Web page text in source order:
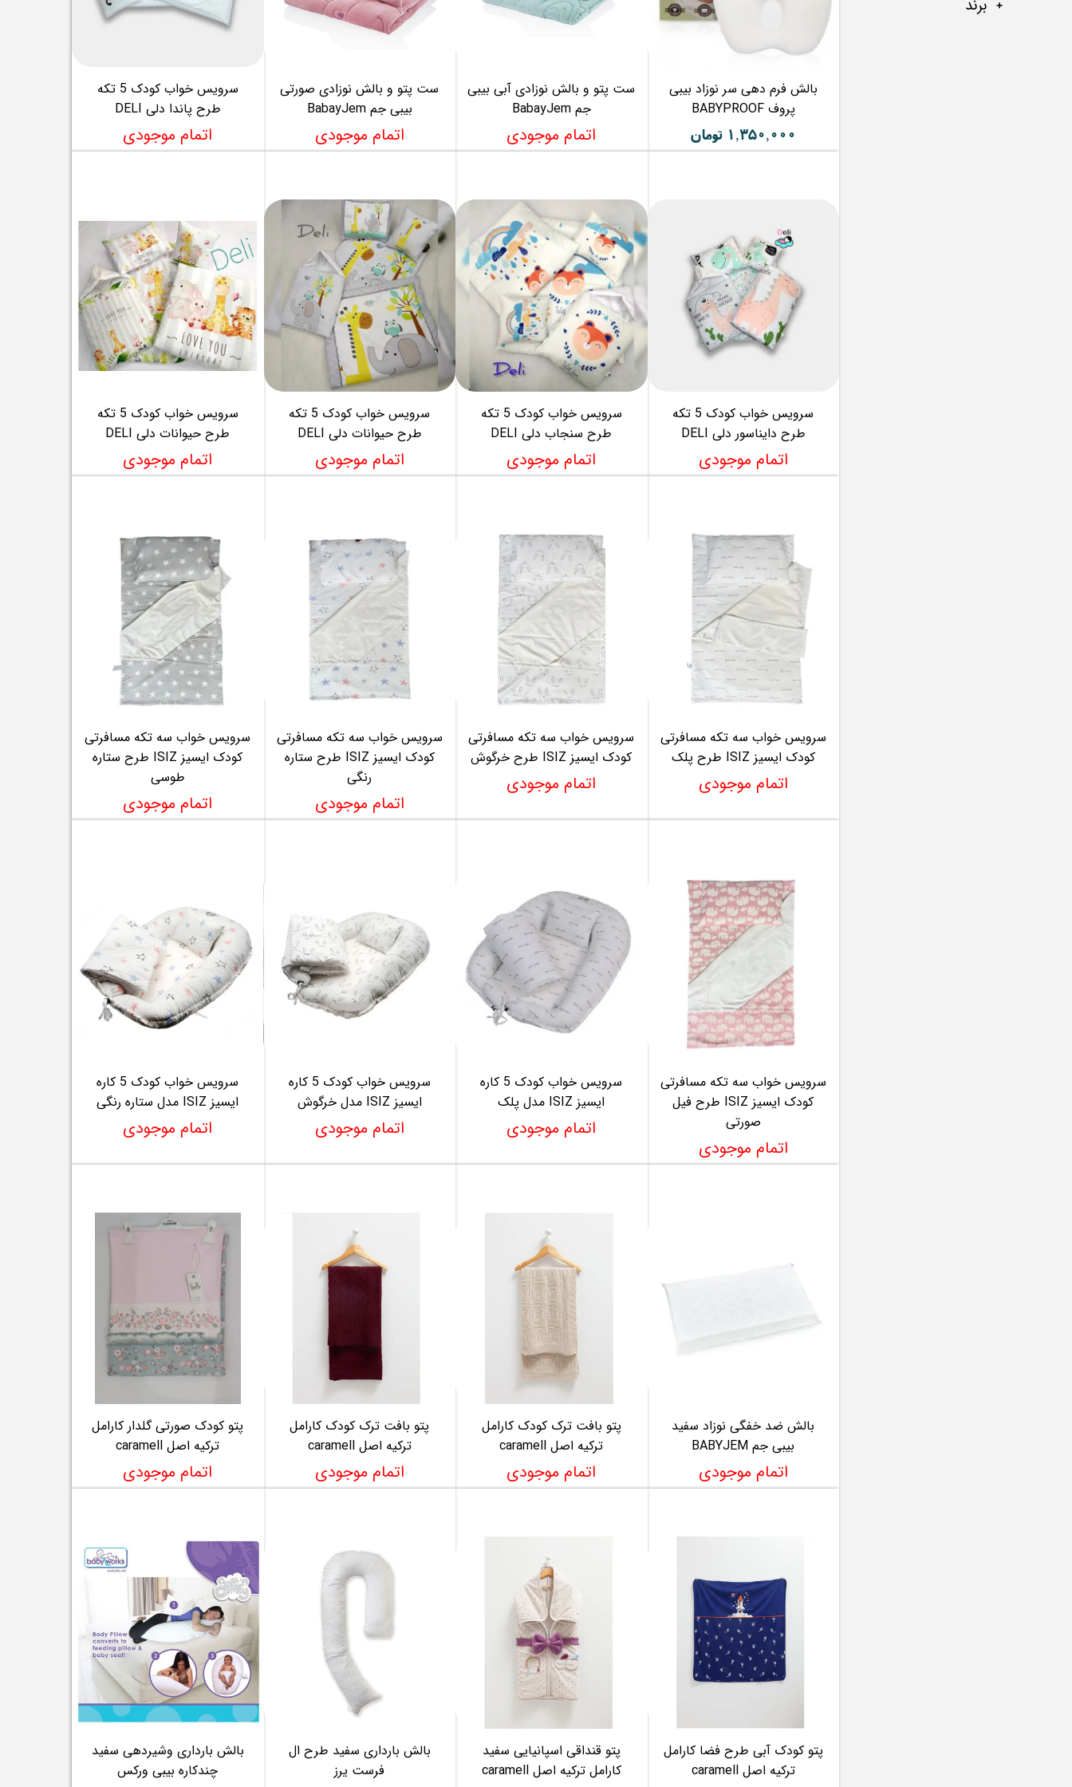
برند
بالش فرم دهی سر نوزاد بیبی
پروف BABYPROOF
۱,۳۵۰,۰۰۰ تومان
ست پتو و بالش نوزادی آبی بیبی
جم BabayJem
اتمام موجودی
ست پتو و بالش نوزادی صورتی
بیبی جم BabayJem
اتمام موجودی
سرویس خواب کودک 5 تکه
طرح پاندا دلی DELI
اتمام موجودی
سرویس خواب کودک 5 تکه
طرح دایناسور دلی DELI
اتمام موجودی
سرویس خواب کودک 5 تکه
طرح سنجاب دلی DELI
اتمام موجودی
سرویس خواب کودک 5 تکه
طرح حیوانات دلی DELI
اتمام موجودی
سرویس خواب کودک 5 تکه
طرح حیوانات دلی DELI
اتمام موجودی
سرویس خواب سه تکه مسافرتی
کودک ایسیز ISIZ طرح پلک
اتمام موجودی
سرویس خواب سه تکه مسافرتی
کودک ایسیز ISIZ طرح خرگوش
اتمام موجودی
سرویس خواب سه تکه مسافرتی
کودک ایسیز ISIZ طرح ستاره
رنگی
اتمام موجودی
سرویس خواب سه تکه مسافرتی
کودک ایسیز ISIZ طرح ستاره
طوسی
اتمام موجودی
سرویس خواب سه تکه مسافرتی
کودک ایسیز ISIZ طرح فیل
صورتی
اتمام موجودی
سرویس خواب کودک 5 کاره
ایسیز ISIZ مدل پلک
اتمام موجودی
سرویس خواب کودک 5 کاره
ایسیز ISIZ مدل خرگوش
اتمام موجودی
سرویس خواب کودک 5 کاره
ایسیز ISIZ مدل ستاره رنگی
اتمام موجودی
بالش ضد خفگی نوزاد سفید
بیبی جم BABYJEM
اتمام موجودی
پتو بافت ترک کودک کارامل
ترکیه اصل caramell
اتمام موجودی
پتو بافت ترک کودک کارامل
ترکیه اصل caramell
اتمام موجودی
پتو کودک صورتی گلدار کارامل
ترکیه اصل caramell
اتمام موجودی
پتو کودک آبی طرح فضا کارامل
ترکیه اصل caramell
پتو قنداقی اسپانیایی سفید
کارامل ترکیه اصل caramell
بالش بارداری سفید طرح ال
فرست یرز
بالش بارداری وشیردهی سفید
چندکاره بیبی ورکس